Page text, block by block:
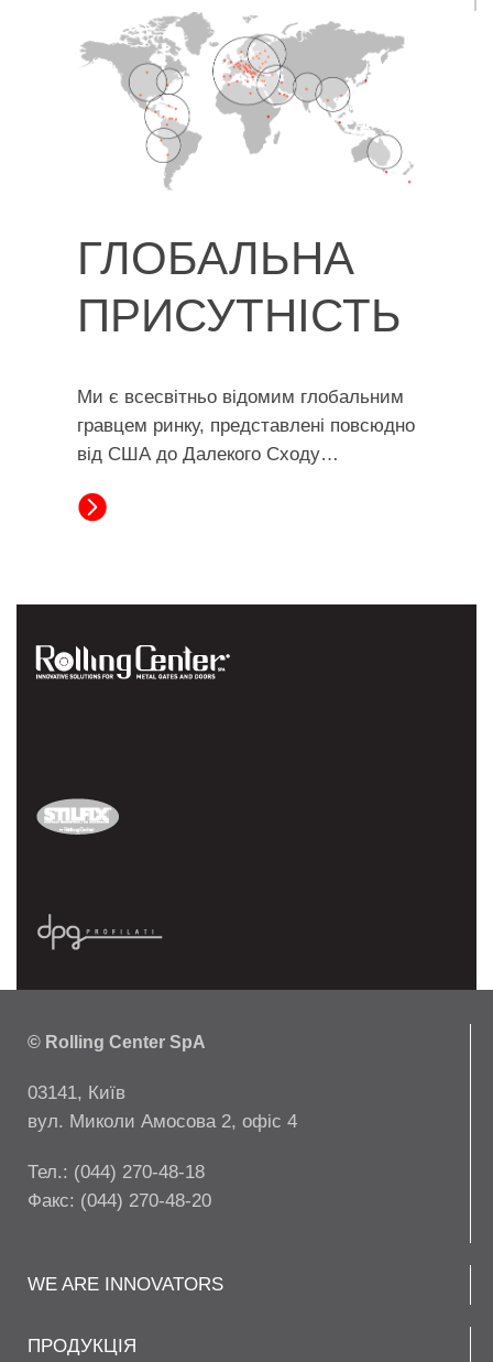
ГЛОБАЛЬНА
ПРИСУТНІСТЬ
Ми є всесвітньо відомим глобальним
гравцем ринку, представлені повсюдно
від США до Далекого Сходу…
© Rolling Center SpA
03141, Київ
вул. Миколи Амосова 2, офіс 4
Тел.: (044) 270-48-18
Факс: (044) 270-48-20
WE ARE INNOVATORS
ПРОДУКЦІЯ